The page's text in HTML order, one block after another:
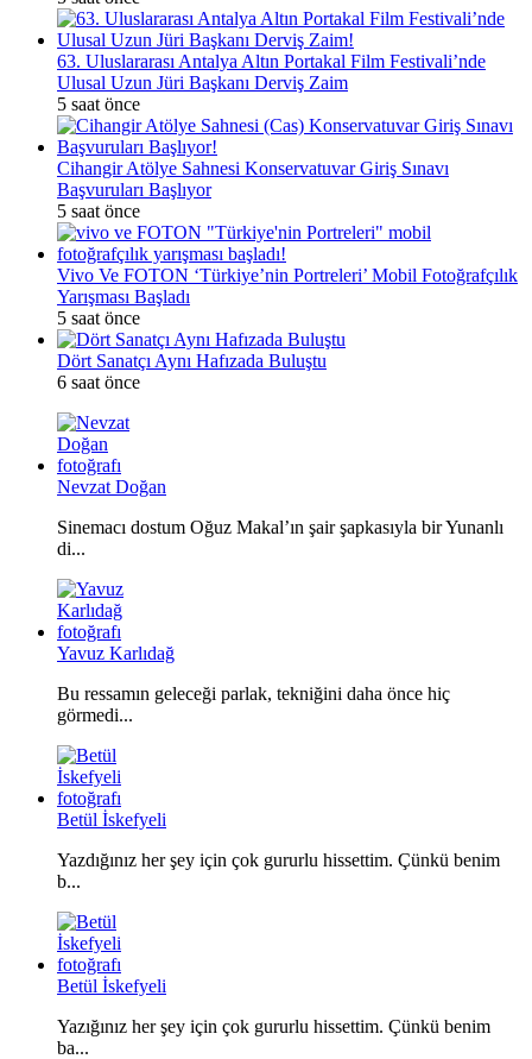
63. Uluslararası Antalya Altın Portakal Film Festivali’nde
Ulusal Uzun Jüri Başkanı Derviş Zaim
5 saat önce
Cihangir Atölye Sahnesi Konservatuvar Giriş Sınavı
Başvuruları Başlıyor
5 saat önce
Vivo Ve FOTON ‘Türkiye’nin Portreleri’ Mobil Fotoğrafçılık
Yarışması Başladı
5 saat önce
Dört Sanatçı Aynı Hafızada Buluştu
6 saat önce
Nevzat Doğan
Sinemacı dostum Oğuz Makal’ın şair şapkasıyla bir Yunanlı
di...
Yavuz Karlıdağ
Bu ressamın geleceği parlak, tekniğini daha önce hiç
görmedi...
Betül İskefyeli
Yazdığınız her şey için çok gururlu hissettim. Çünkü benim
b...
Betül İskefyeli
Yazığınız her şey için çok gururlu hissettim. Çünkü benim
ba...